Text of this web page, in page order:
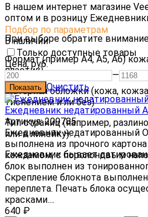
В нашем интернет магазине
оптом и в розницу
При выборе обратите
Формат (пример А4, А5, А6)
пластик)
Материал обложки (кожа,
тиснением и ли без)
Тип страниц (например,
или в линейку).
Ежедневник бывает
Подбор по параметрам
В наличии
Только доступные товары
Цена,руб.
—
Очистить
Ежедневник недатированный
Артикул: 209785
Ежедневник недатированный
выполнена из прочного
кожзамом, с поролоновым
блок выполнен из
Скрепление блокнота
переплета. Печать блока
красками....
640 ₽